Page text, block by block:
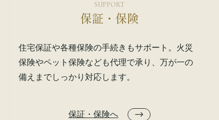
SUPPORT
保証・保険
住宅保証や各種保険の手続きもサポート。火災
保険やペット保険なども代理で承り、万が一の
備えまでしっかり対応します。
保証・保険へ